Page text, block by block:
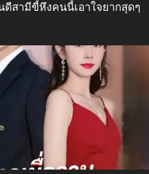
ดีสามีขี้หึงคนนี้เอาใจยากสุดๆ